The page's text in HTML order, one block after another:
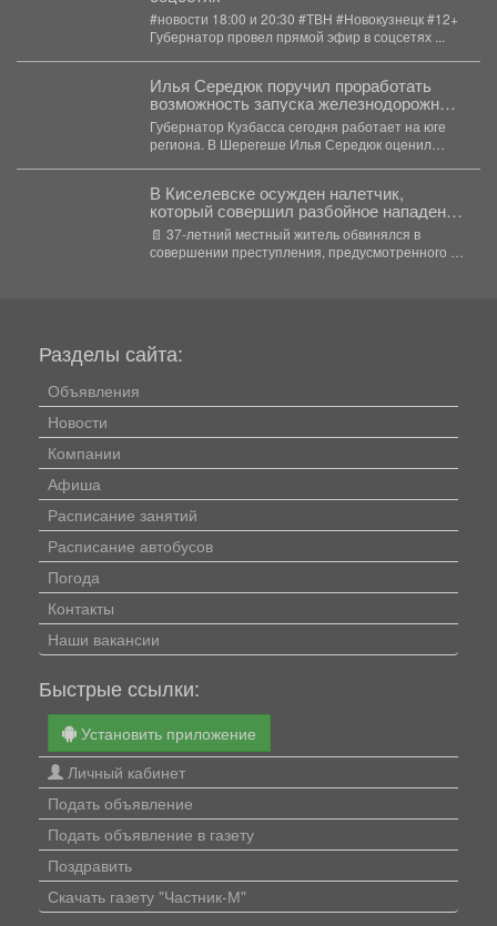
#новости 18:00 и 20:30 #ТВН #Новокузнецк #12+
Губернатор провел прямой эфир в соцсетях ...
Илья Середюк поручил проработать
возможность запуска железнодорожного
сообщения Шерегеша с Новосибирском
Губернатор Кузбасса сегодня работает на юге
региона. В Шерегеше Илья Середюк оценил
В Киселевске осужден налетчик,
который совершил разбойное нападение
на местного жителя
📄 37-летний местный житель обвинялся в
совершении преступления, предусмотренного ч.
Разделы сайта:
Объявления
Новости
Компании
Афиша
Расписание занятий
Расписание автобусов
Погода
Контакты
Наши вакансии
Быстрые ссылки:
Установить приложение
Личный кабинет
Подать объявление
Подать объявление в газету
Поздравить
Скачать газету "Частник-М"